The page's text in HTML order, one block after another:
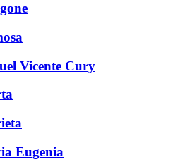
Vicente Cury
Eugenia